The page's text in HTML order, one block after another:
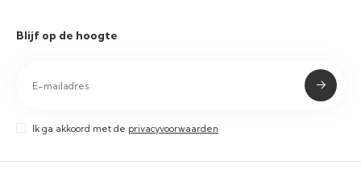
Blijf op de hoogte
Ik ga akkoord met de privacyvoorwaarden